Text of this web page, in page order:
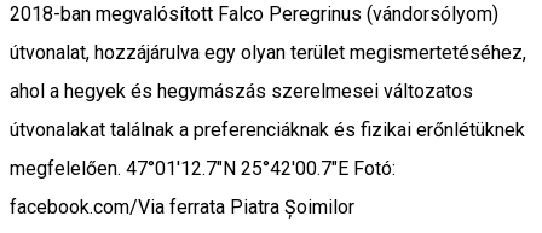
2018-ban megvalósított Falco Peregrinus (vándorsólyom)
útvonalat, hozzájárulva egy olyan terület megismertetéséhez,
ahol a hegyek és hegymászás szerelmesei változatos
útvonalakat találnak a preferenciáknak és fizikai erőnlétüknek
megfelelően. 47°01'12.7"N 25°42'00.7"E Fotó:
facebook.com/Via ferrata Piatra Șoimilor